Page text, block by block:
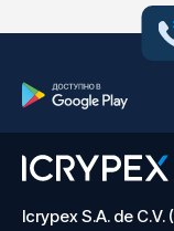
Icrypex S.A. de